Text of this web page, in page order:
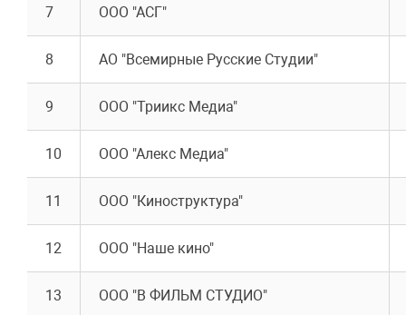
7 ООО "АСГ"
8 АО "Всемирные Русские Студии"
9 ООО "Триикс Медиа"
10 ООО "Алекс Медиа"
11 ООО "Киноструктура"
12 ООО "Наше кино"
13 ООО "В ФИЛЬМ СТУДИО"